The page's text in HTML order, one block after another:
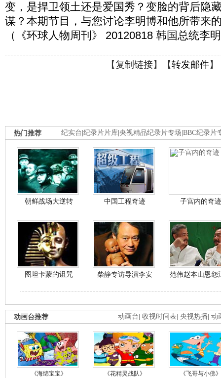
变，是捍卫领土还是爱国秀？变脸的背后隐
谋？本期节目，与您讨论李明博和他所带来
（《环球人物周刊》 20120818 韩国总统李
【复制链接】【转发邮件】
纪实台 纪录片片库 央视精品纪录片专场 BBC纪录片
热门推荐
朝鲜战场大逆转 中国工程奇迹 子宫内的奇迹
图坦卡蒙的诅咒 柴静专访导演李安 范伟赵本山恩怨
动画台 收视时间表 央视热播 动
动画台推荐
《海绵宝宝》 《花精灵战队》 《飞哥与小佛》